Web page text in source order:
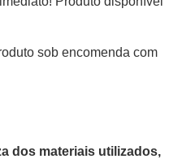
sob encomenda com
dos materiais utilizados,